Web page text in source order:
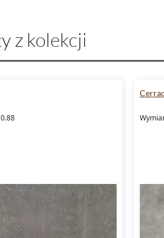
z kolekcji